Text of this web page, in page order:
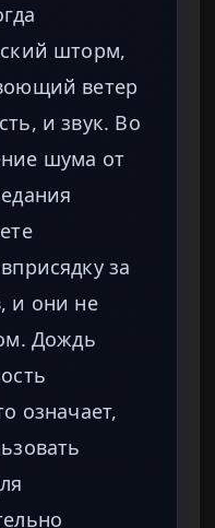
шторм,
ветер
и звук. Во
шума от
за
и они не
Дождь
означает,